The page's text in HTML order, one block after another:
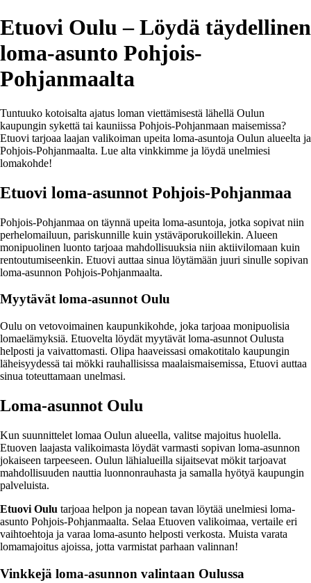
Etuovi Oulu – Löydä täydellinen
loma-asunto Pohjois-
Pohjanmaalta
Tuntuuko kotoisalta ajatus loman viettämisestä lähellä Oulun
kaupungin sykettä tai kauniissa Pohjois-Pohjanmaan maisemissa?
Etuovi tarjoaa laajan valikoiman upeita loma-asuntoja Oulun alueelta ja
Pohjois-Pohjanmaalta. Lue alta vinkkimme ja löydä unelmiesi
lomakohde!
Etuovi loma-asunnot Pohjois-Pohjanmaa
Pohjois-Pohjanmaa on täynnä upeita loma-asuntoja, jotka sopivat niin
perhelomailuun, pariskunnille kuin ystäväporukoillekin. Alueen
monipuolinen luonto tarjoaa mahdollisuuksia niin aktiivilomaan kuin
rentoutumiseenkin. Etuovi auttaa sinua löytämään juuri sinulle sopivan
loma-asunnon Pohjois-Pohjanmaalta.
Myytävät loma-asunnot Oulu
Oulu on vetovoimainen kaupunkikohde, joka tarjoaa monipuolisia
lomaelämyksiä. Etuovelta löydät myytävät loma-asunnot Oulusta
helposti ja vaivattomasti. Olipa haaveissasi omakotitalo kaupungin
läheisyydessä tai mökki rauhallisissa maalaismaisemissa, Etuovi auttaa
sinua toteuttamaan unelmasi.
Loma-asunnot Oulu
Kun suunnittelet lomaa Oulun alueella, valitse majoitus huolella.
Etuoven laajasta valikoimasta löydät varmasti sopivan loma-asunnon
jokaiseen tarpeeseen. Oulun lähialueilla sijaitsevat mökit tarjoavat
mahdollisuuden nauttia luonnonrauhasta ja samalla hyötyä kaupungin
palveluista.
Etuovi Oulu tarjoaa helpon ja nopean tavan löytää unelmiesi loma-
asunto Pohjois-Pohjanmaalta. Selaa Etuoven valikoimaa, vertaile eri
vaihtoehtoja ja varaa loma-asunto helposti verkosta. Muista varata
lomamajoitus ajoissa, jotta varmistat parhaan valinnan!
Vinkkejä loma-asunnon valintaan Oulussa